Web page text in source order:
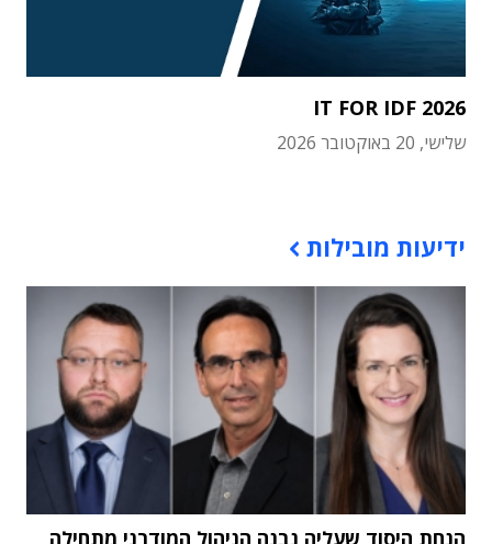
IT FOR IDF 2026
שלישי, 20 באוקטובר 2026
ידיעות מובילות
הנחת היסוד שעליה נבנה הניהול המודרני מתחילה